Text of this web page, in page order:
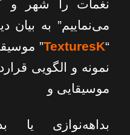
نغمات را شهر و
می‌نماییم” به بیان
“
TexturesK
”
نمونه و الگویی
موسیقایی و
بداهه‌نوازی یا